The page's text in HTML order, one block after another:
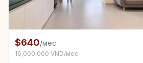
Комната в аренду в Район 2
$640/мес
16,000,000 VND/мес